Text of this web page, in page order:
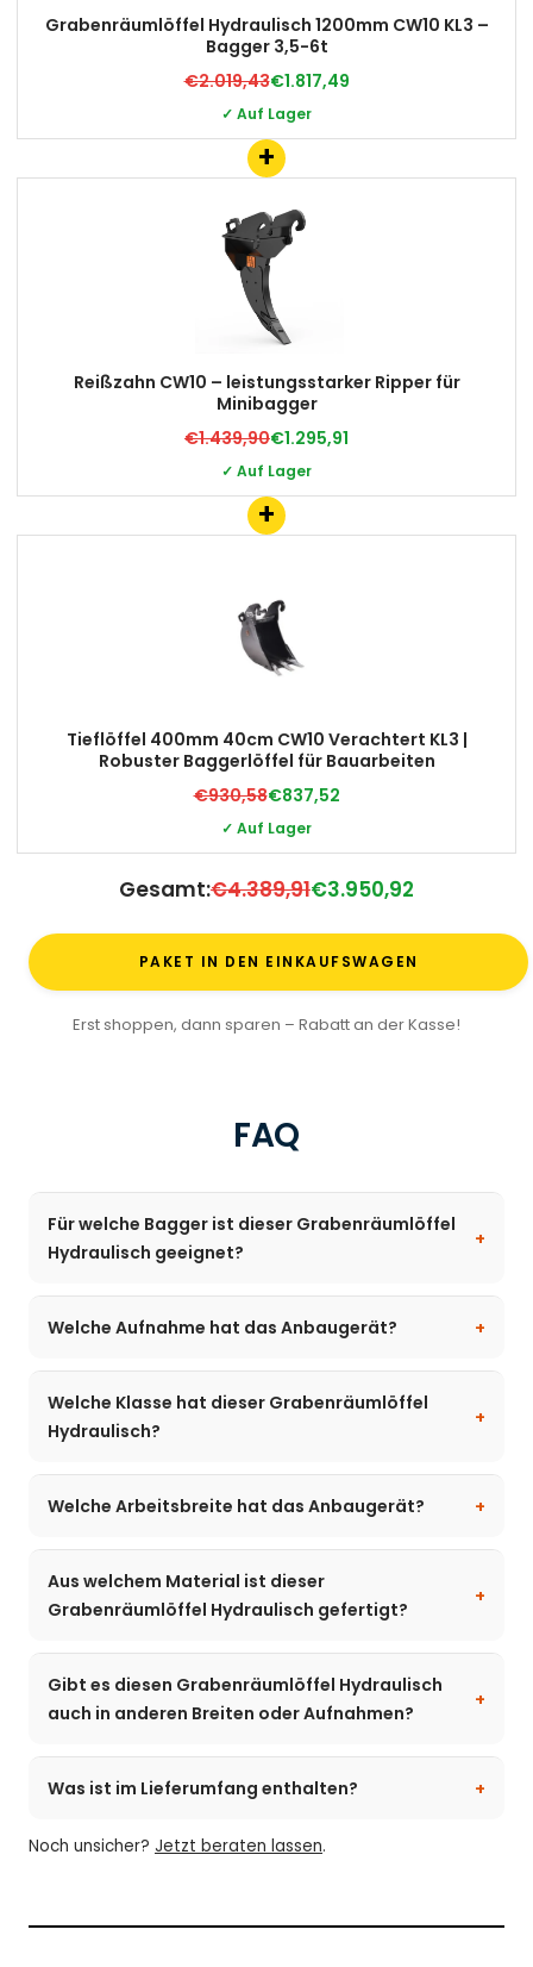
Grabenräumlöffel Hydraulisch 1200mm CW10 KL3 –
Bagger 3,5-6t
€2.019,43€1.817,49
✓ Auf Lager
+
Reißzahn CW10 – leistungsstarker Ripper für
Minibagger
€1.439,90€1.295,91
✓ Auf Lager
+
Tieflöffel 400mm 40cm CW10 Verachtert KL3 |
Robuster Baggerlöffel für Bauarbeiten
€930,58€837,52
✓ Auf Lager
Gesamt:€4.389,91€3.950,92
PAKET IN DEN EINKAUFSWAGEN
Erst shoppen, dann sparen – Rabatt an der Kasse!
FAQ
Für welche Bagger ist dieser Grabenräumlöffel
Hydraulisch geeignet?
Welche Aufnahme hat das Anbaugerät?
Welche Klasse hat dieser Grabenräumlöffel
Hydraulisch?
Welche Arbeitsbreite hat das Anbaugerät?
Aus welchem Material ist dieser
Grabenräumlöffel Hydraulisch gefertigt?
Gibt es diesen Grabenräumlöffel Hydraulisch
auch in anderen Breiten oder Aufnahmen?
Was ist im Lieferumfang enthalten?
Noch unsicher? Jetzt beraten lassen.